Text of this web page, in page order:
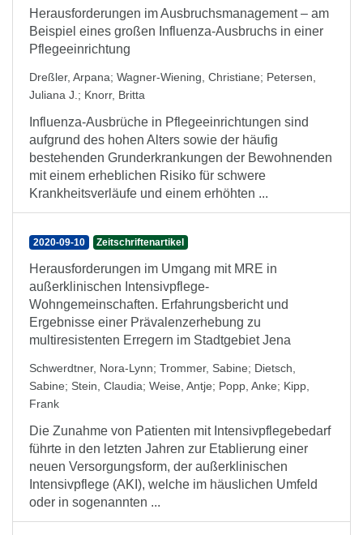
Herausforderungen im Ausbruchsmanagement – am
Beispiel eines großen Influenza-Ausbruchs in einer
Pflegeeinrichtung
Dreßler, Arpana; Wagner-Wiening, Christiane; Petersen,
Juliana J. ; Knorr, Britta
Influenza-Ausbrüche in Pflegeeinrichtungen sind
aufgrund des hohen Alters sowie der häufig
bestehenden Grunderkrankungen der Bewohnenden
mit einem erheblichen Risiko für schwere
Krankheitsverläufe und einem erhöhten ...
2020-09-10 Zeitschriftenartikel
Herausforderungen im Umgang mit MRE in
außerklinischen Intensivpflege-
Wohngemeinschaften. Erfahrungsbericht und
Ergebnisse einer Prävalenzerhebung zu
multiresistenten Erregern im Stadtgebiet Jena
Schwerdtner, Nora-Lynn; Trommer, Sabine; Dietsch,
Sabine; Stein, Claudia; Weise, Antje; Popp, Anke; Kipp,
Frank
Die Zunahme von Patienten mit Intensivpflegebedarf
führte in den letzten Jahren zur Etablierung einer
neuen Versorgungsform, der außerklinischen
Intensivpflege (AKI), welche im häuslichen Umfeld
oder in sogenannten ...